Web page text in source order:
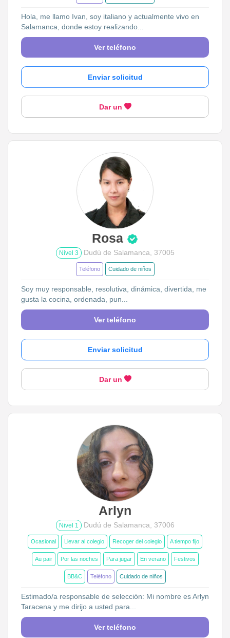
Hola, me llamo Ivan, soy italiano y actualmente vivo en
Salamanca, donde estoy realizando...
Ver teléfono
Enviar solicitud
Dar un
Rosa
Nivel 3 Dudú de Salamanca, 37005
Teléfono Cuidado de niños
Soy muy responsable, resolutiva, dinámica, divertida, me
gusta la cocina, ordenada, pun...
Ver teléfono
Enviar solicitud
Dar un
Arlyn
Nivel 1 Dudú de Salamanca, 37006
Ocasional Llevar al colegio Recoger del colegio A tiempo fijo
Au pair Por las noches Para jugar En verano Festivos
BB&C Teléfono Cuidado de niños
Estimado/a responsable de selección: Mi nombre es Arlyn
Taracena y me dirijo a usted para...
Ver teléfono